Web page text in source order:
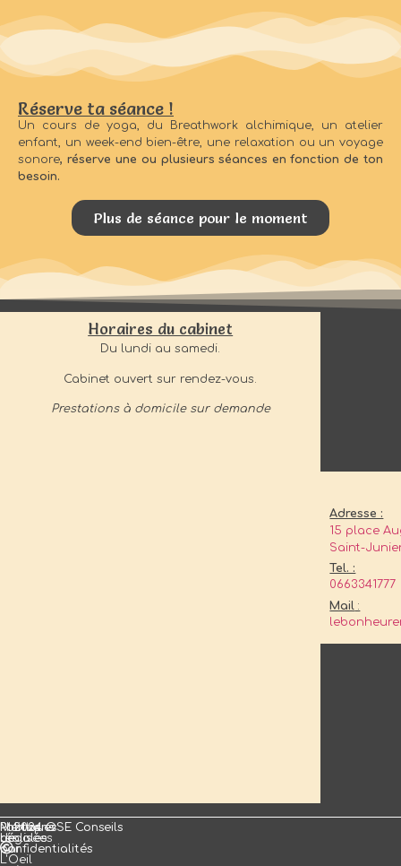
Réserve ta séance !
Un cours de yoga, du Breathwork alchimique, un atelier
enfant, un week-end bien-être, une relaxation ou un voyage
sonore, réserve une ou plusieurs séances en fonction de ton
besoin.
Plus de séance pour le moment
Horaires du cabinet
Du lundi au samedi.
Cabinet ouvert sur rendez-vous.
Prestations à domicile sur demande
Adresse :
15 place
Saint-
Tel. :
0663341777
Mail :
Mentions
Légales
Politiques
de
confidentialités
Photos
réalisées
par
L'Oeil
2024 OSE Conseils